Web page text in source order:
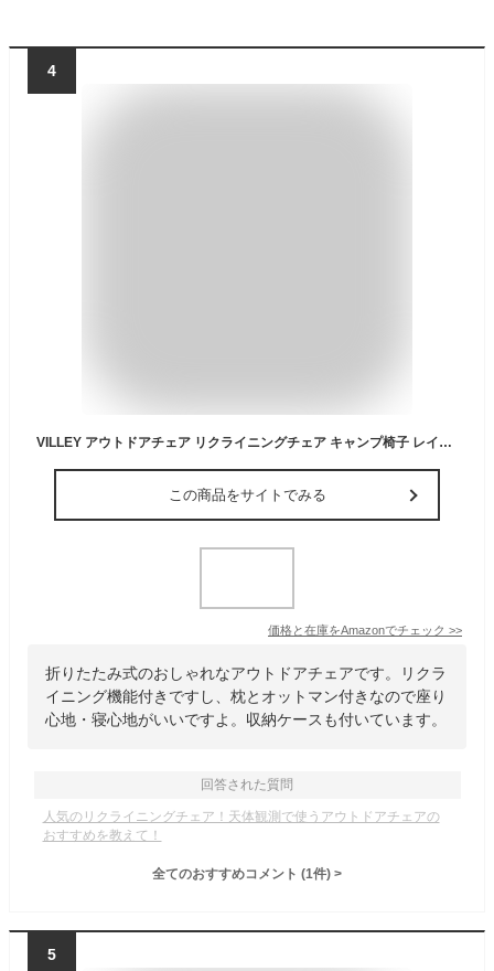
4
VILLEY アウトドアチェア リクライニングチェア キャンプ椅子 レイチェア 折りたたみ 枕とオットマン付き 耐荷重150KG 無段階 調節可能 椅子 いす キャンプ お釣り 登山 庭 リラックス 寝れる 収納ケース付き【組立不要】
この商品をサイトでみる
価格と在庫をAmazonでチェック >>
折りたたみ式のおしゃれなアウトドアチェアです。リクラ
イニング機能付きですし、枕とオットマン付きなので座り
心地・寝心地がいいですよ。収納ケースも付いています。
回答された質問
人気のリクライニングチェア！天体観測で使うアウトドアチェアの
おすすめを教えて！
全てのおすすめコメント (1件) >
5